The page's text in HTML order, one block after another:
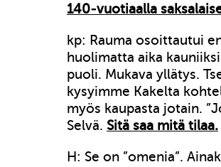
140-vuotiaalla
kp: Rauma osoittautui
huolimatta aika
puoli. Mukava yllätys.
kysyimme Kakelta
myös kaupasta jotain.
Selvä. Sitä saa mitä tilaa.
H: Se on ”omenia”.